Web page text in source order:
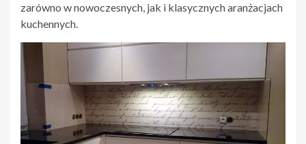
zarówno w nowoczesnych, jak i klasycznych aranżacjach
kuchennych.